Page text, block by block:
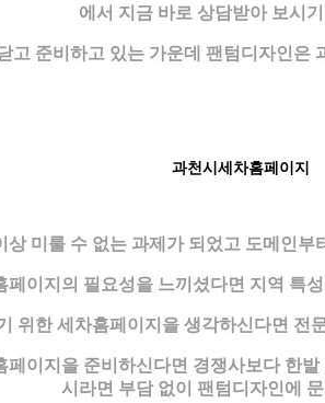
에서 지금 바로 상담받아 보시
준비하고 있는 가운데 팬텀디자인
과천시세차홈페이지
미룰 수 없는 과제가 되었고 도메인
이지의 필요성을 느끼셨다면 지역 특
위한 세차홈페이지을 생각하신다면
이지을 준비하신다면 경쟁사보다 한
시라면 부담 없이 팬텀디자인에